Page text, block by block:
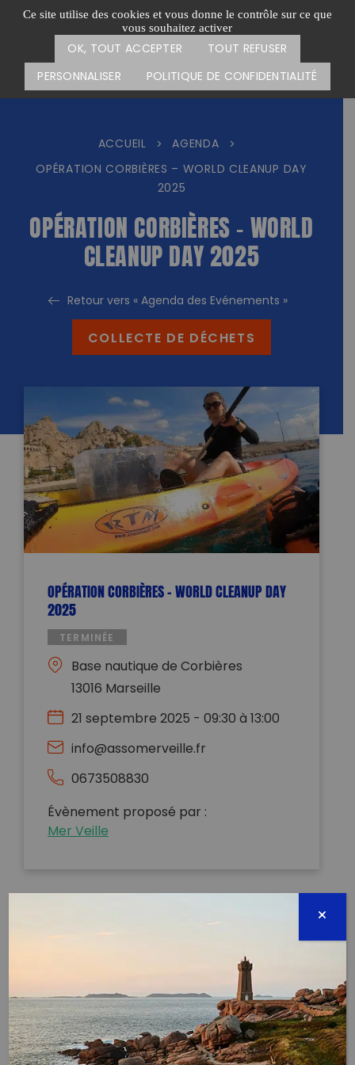
Ce site utilise des cookies et vous donne le contrôle sur ce que
vous souhaitez activer
OK, TOUT ACCEPTER
TOUT REFUSER
PERSONNALISER
POLITIQUE DE CONFIDENTIALITÉ
Passer
Menu
CARTE DES ACTIONS FAIRE UN DON
ACCUEIL > AGENDA
>
OPÉRATION CORBIÈRES – WORLD CLEANUP DAY
2025
OPÉRATION CORBIÈRES – WORLD
CLEANUP DAY 2025
Retour vers « Agenda des Evénements »
COLLECTE DE DÉCHETS
OPÉRATION CORBIÈRES – WORLD CLEANUP DAY
2025
TERMINÉE
Base nautique de Corbières
13016 Marseille
21 septembre 2025 - 09:30 à 13:00
info@assomerveille.fr
0673508830
Évènement proposé par :
Mer Veille
s'attaque au secteur Corbières pour une grand
Rendez-vous est donné à 9h30 à la base nautique
de Corbières. Pour y accéder : se garer au parking
au-dessus du jardin de Corbières et prendre le
sentier littoral qui mène à la plage de Corbières puis